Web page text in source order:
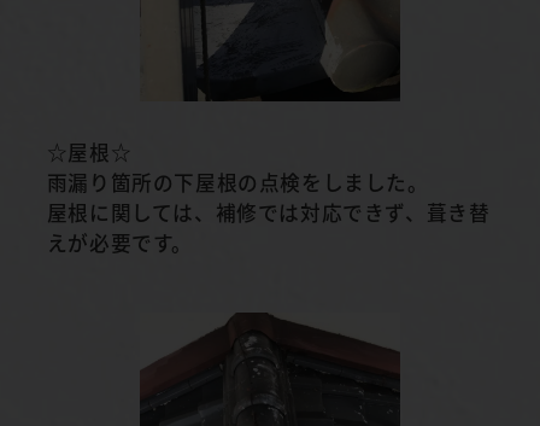
☆屋根☆
雨漏り箇所の下屋根の点検をしました。
屋根に関しては、補修では対応できず、葺き替
えが必要です。